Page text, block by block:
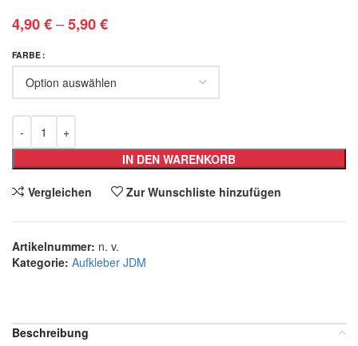
4,90€–5,90€
FARBE
IN DEN WARENKORB
Vergleichen Zur Wunschliste hinzufügen
Artikelnummer: n. v.
Kategorie: Aufkleber JDM
Beschreibung